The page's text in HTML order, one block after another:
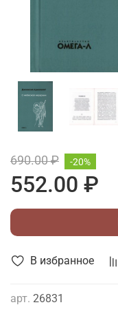
В избранное
арт. 26831
690.00 ₽
552.00 ₽
-20%